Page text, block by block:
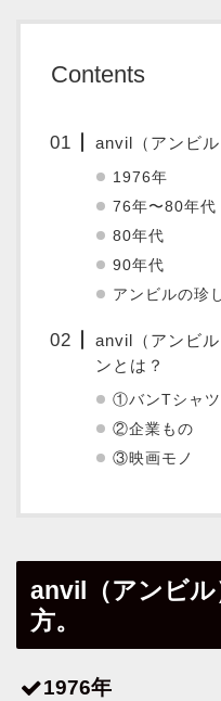
Contents
anvil（アンビル
1976年
76年〜80年代
80年代
90年代
アンビルの珍
anvil（アンビ
ンとは？
①バンTシャツ
②企業もの
③映画モノ
anvil（アンビ
方。
1976年